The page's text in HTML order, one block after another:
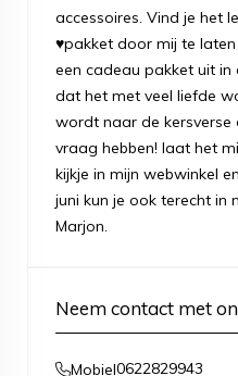
accessoires. Vind je het
♥pakket door mij te
een cadeau pakket uit
dat het met veel liefde
wordt naar de kersverse
vraag hebben! laat het
kijkje in mijn webwinkel
juni kun je ook terecht in
Marjon.
Neem contact met
Mobiel0622829943